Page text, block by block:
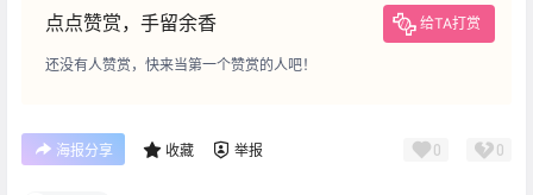
点点赞赏，手留余香 给TA打赏
还没有人赞赏，快来当第一个赞赏的人吧！
海报分享 收藏 举报 0 0